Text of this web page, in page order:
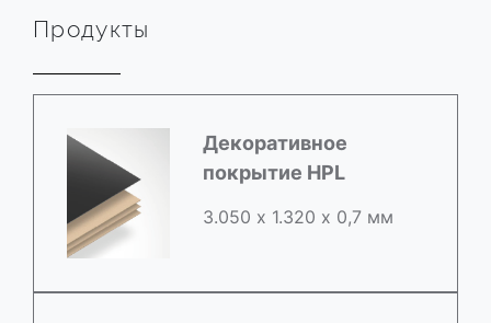
Продукты
Декоративное
покрытие HPL
3.050 х 1.320 х 0,7 мм